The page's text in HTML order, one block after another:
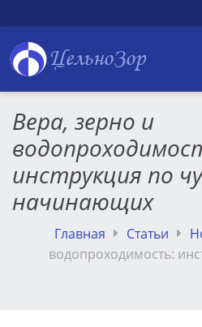
ЦельноЗор
Вера, зерно и
инструкция по
начинающих
Главная Статьи
водопроходимость: